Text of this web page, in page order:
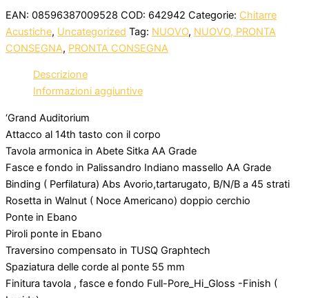
EAN: 08596387009528 COD: 642942 Categorie: Chitarre
Acustiche, Uncategorized Tag: NUOVO, NUOVO, PRONTA
CONSEGNA, PRONTA CONSEGNA
Descrizione
Informazioni aggiuntive
‘Grand Auditorium
Attacco al 14th tasto con il corpo
Tavola armonica in Abete Sitka AA Grade
Fasce e fondo in Palissandro Indiano massello AA Grade
Binding ( Perfilatura) Abs Avorio,tartarugato, B/N/B a 45 strati
Rosetta in Walnut ( Noce Americano) doppio cerchio
Ponte in Ebano
Piroli ponte in Ebano
Traversino compensato in TUSQ Graphtech
Spaziatura delle corde al ponte 55 mm
Finitura tavola , fasce e fondo Full-Pore_Hi_Gloss -Finish (